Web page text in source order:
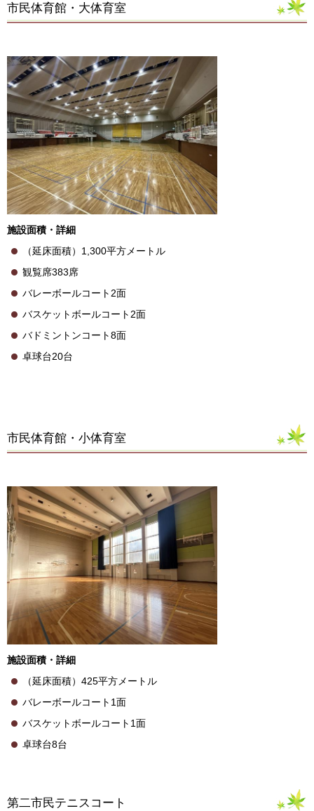
市民体育館・大体育室
施設面積・詳細
（延床面積）1,300平方メートル
観覧席383席
バレーボールコート2面
バスケットボールコート2面
バドミントンコート8面
卓球台20台
市民体育館・小体育室
施設面積・詳細
（延床面積）425平方メートル
バレーボールコート1面
バスケットボールコート1面
卓球台8台
第二市民テニスコート